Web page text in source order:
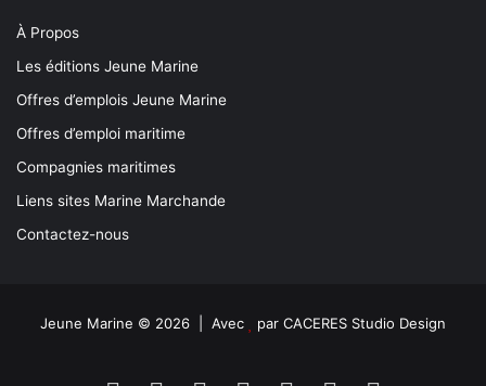
À Propos
Les éditions Jeune Marine
Offres d’emplois Jeune Marine
Offres d’emploi maritime
Compagnies maritimes
Liens sites Marine Marchande
Contactez-nous
Jeune Marine © 2026 | Avec par CACERES Studio Design